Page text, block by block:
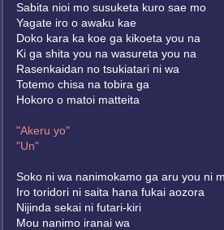
Sabita nioi mo susuketa kuro sae mo
Yagate iro o awaku kae
Doko kara ka koe ga kikoeta you na
Ki ga shita you na wasureta you na
Rasenkaidan no tsukiatari ni wa
Totemo chisa na tobira ga
Hokoro o matoi matteita
"Akeru yo"
"Un"
Soko ni wa nanimokamo ga aru you ni
Iro toridori ni saita hana fukai aozora
Nijinda sekai ni futari-kiri
Mou nanimo iranai wa